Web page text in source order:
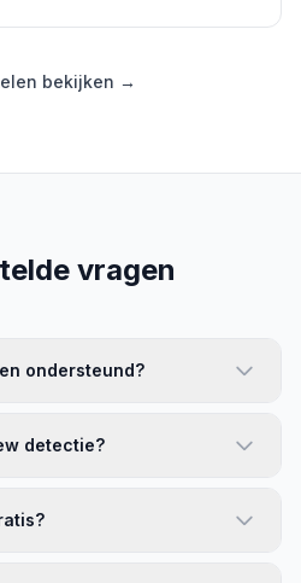
bekijken →
vragen
ondersteund?
detectie?